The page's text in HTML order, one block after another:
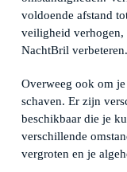
voldoende afstand
veiligheid verhogen,
NachtBril verbeteren.
Overweeg ook om
schaven. Er zijn
beschikbaar die je
verschillende
vergroten en je